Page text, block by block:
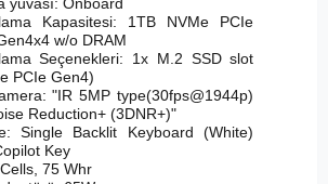
Kapasitesi: 1TB NVMe PCIe
w/o DRAM
Seçenekleri: 1x M.2 SSD slot
PCIe Gen4)
"IR 5MP type(30fps@1944p)
Reduction+ (3DNR+)"
Single Backlit Keyboard (White)
Key
75 Whr